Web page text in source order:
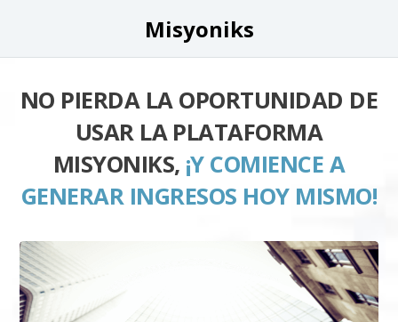
Misyoniks
NO PIERDA LA OPORTUNIDAD DE
USAR LA PLATAFORMA
MISYONIKS, ¡Y COMIENCE A
GENERAR INGRESOS HOY MISMO!